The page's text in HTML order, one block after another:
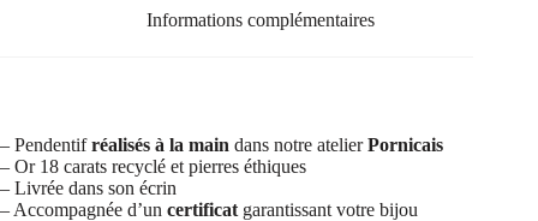
Informations complémentaires
– Pendentifréalisés à la main dans notre atelierPornicais
– Or 18 carats recyclé et pierres éthiques
– Livrée dans son écrin
– Accompagnée d’un certificat garantissant votre bijou